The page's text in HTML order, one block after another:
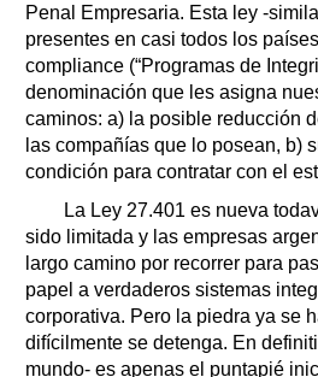
Penal Empresaria. Esta ley -
presentes en casi todos los
compliance (“Programas de
denominación que les asigna
caminos: a) la posible reducción
las compañías que lo posean, b)
condición para contratar con el
La Ley 27.401 es nueva
sido limitada y las empresas
largo camino por recorrer para
papel a verdaderos sistemas
corporativa. Pero la piedra ya se
difícilmente se detenga. En
mundo- es apenas el puntapié